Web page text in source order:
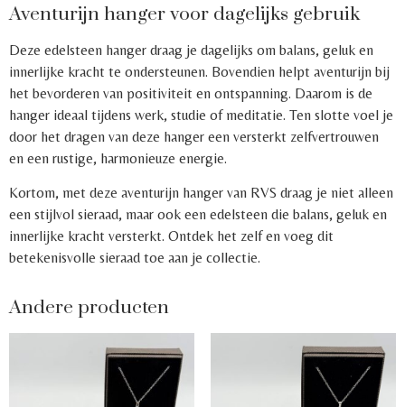
Aventurijn hanger voor dagelijks gebruik
Deze edelsteen hanger draag je dagelijks om balans, geluk en
innerlijke kracht te ondersteunen. Bovendien helpt aventurijn bij
het bevorderen van positiviteit en ontspanning. Daarom is de
hanger ideaal tijdens werk, studie of meditatie. Ten slotte voel je
door het dragen van deze hanger een versterkt zelfvertrouwen
en een rustige, harmonieuze energie.
Kortom, met deze aventurijn hanger van RVS draag je niet alleen
een stijlvol sieraad, maar ook een edelsteen die balans, geluk en
innerlijke kracht versterkt. Ontdek het zelf en voeg dit
betekenisvolle sieraad toe aan je collectie.
Andere producten